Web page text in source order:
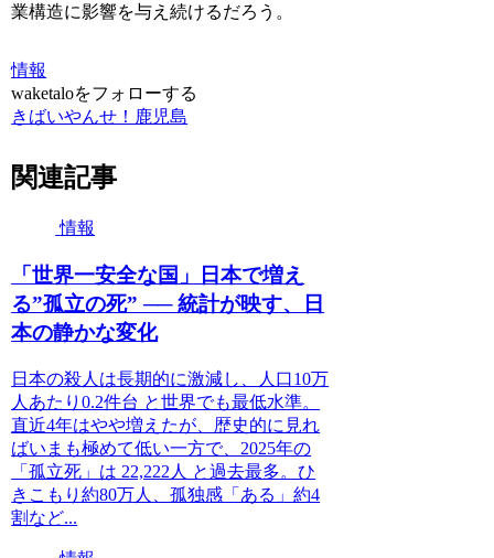
業構造に影響を与え続けるだろう。
情報
waketaloをフォローする
きばいやんせ！鹿児島
関連記事
情報
「世界一安全な国」日本で増え
る”孤立の死” ── 統計が映す、日
本の静かな変化
日本の殺人は長期的に激減し、人口10万
人あたり0.2件台 と世界でも最低水準。
直近4年はやや増えたが、歴史的に見れ
ばいまも極めて低い一方で、2025年の
「孤立死」は 22,222人 と過去最多。ひ
きこもり約80万人、孤独感「ある」約4
割など...